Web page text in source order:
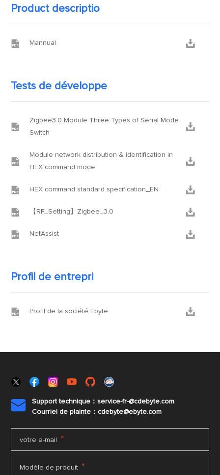
Product descriptio
 Mannual 
Tests de développe

Zigbee3.0 Module Three Types of Serial Mode
Switch


Module network distribution & identification in
HEX command mode

 HEX command standard specification_EN 
 【RF_Setting】Zigbee_3.0 
 NetAssist 
Profil de entrepri
 Profil de la société Ebyte 

Support technique：service-fr-@cdebyte.com
Courriel de plainte：cdebyte@ebyte.com
votre e-mail *
Modèle de produit *